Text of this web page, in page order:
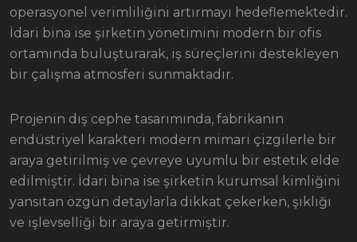
operasyonel verimliliğini artırmayı hedeflemektedir.
İdari bina ise şirketin yönetimini modern bir ofis
ortamında buluşturarak, iş süreçlerini destekleyen
bir çalışma atmosferi sunmaktadır.
Projenin dış cephe tasarımında, fabrikanın
endüstriyel karakteri modern mimari çizgilerle bir
araya getirilmiş ve çevreye uyumlu bir estetik elde
edilmiştir. İdari bina ise şirketin kurumsal kimliğini
yansıtan özgün detaylarla dikkat çekerken, şıklığı
ve işlevselliği bir araya getirmiştir.